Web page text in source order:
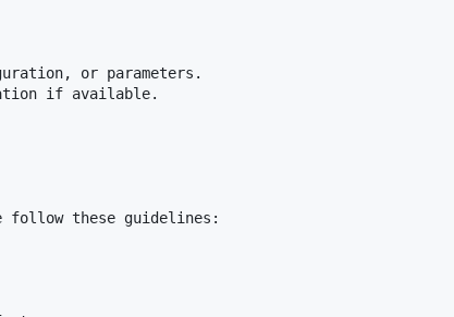
if available.
follow these guidelines: